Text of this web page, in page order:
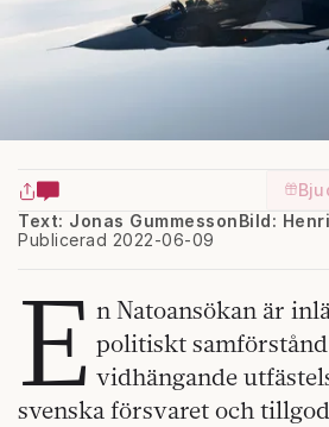
Text: Jonas Gummesson
Publicerad 2022-06-09
Bild:
E n Natoansökan är
politiskt
vidhängande
svenska försvaret och